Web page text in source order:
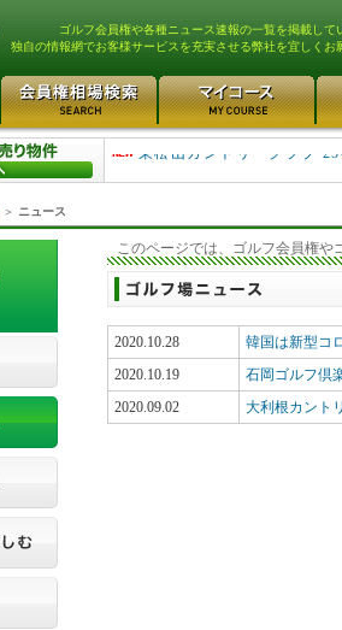
ゴルフ会員権や各種ニュース速報の一覧を掲載して
独自の情報網でお客様サービスを充実させる弊社を宜しくお
平塚富士見カントリーク
東松山カントリークラブ
＞ ニュース
このページでは、ゴルフ会員権や
2020.10.28
韓国は新型コ
2020.10.19
石岡ゴルフ倶
2020.09.02
大利根カント